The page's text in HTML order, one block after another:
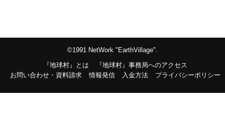
©1991 NetWork "EarthVillage".
『地球村』とは
『地球村』事務局へのアクセス
お問い合わせ・資料請求
情報発信 入金方法 プライバシーポリシー